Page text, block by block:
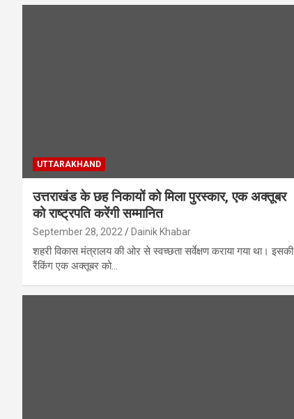
UTTARAKHAND
उत्तराखंड के छह निकायों को मिला पुरस्कार, एक अक्तूबर
को राष्ट्रपति करेंगी सम्मानित
September 28, 2022 Dainik Khabar
शहरी विकास मंत्रालय की ओर से स्वच्छता सर्वेक्षण कराया गया था। इसकी
रैंकिंग एक अक्तूबर को…